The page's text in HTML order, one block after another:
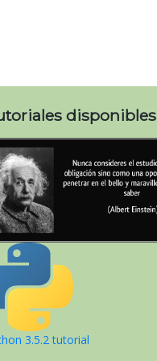
disponibles
3.5.2 tutorial